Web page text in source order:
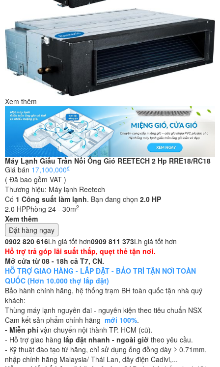
Xem thêm
Máy Lạnh Giấu Trần Nối Ống Gió REETECH 2 Hp RRE18/RC18
Giá bán 17,100,000₫
( Đã bao gồm VAT )
Thương hiệu: Máy lạnh Reetech
Có 1 Công suất làm lạnh. Bạn đang chọn 2.0 HP
2.0 HPPhòng 24 - 30m2
Xem thêm
Đặt hàng ngay
0902 820 616Lh giá tốt hơn0909 811 373Lh giá tốt hơn
Hỗ trợ trả góp lãi suất thấp, quẹt thẻ tận nơi.
Mở cửa từ 08 - 18h cả T7, CN.
HỖ TRỢ GIAO HÀNG - LẮP ĐẶT - BẢO TRÌ TẬN NƠI TOÀN
QUỐC (Hơn 10.000 thợ lắp đặt)
Bảo hành chính hãng, hệ thống trạm BH toàn quốc tận nhà quý
khách:
Thùng máy lạnh nguyên đai - nguyên kiện theo tiêu chuẩn NSX
Cam kết sản phẩm chính hãng mới 100%.
- Miễn phí vận chuyển nội thành TP. HCM (cũ).
- Hỗ trợ giao hàng lắp đặt nhanh - ngoài giờ theo yêu cầu.
- Kỹ thuật đào tạo từ hãng, chỉ sử dụng ống đồng dày ≥ 0.71mm,
nhập chính hãng Malaysia/ Thái Lan, dây điện Cadivi,...